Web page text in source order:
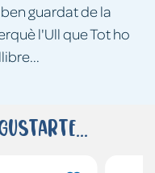
guardat de la
l'Ull que Tot ho